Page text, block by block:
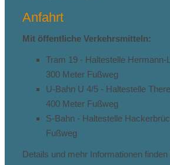
Anfahrt
Mit öffentliche Verkehrsmitteln:
Tram 19 - Haltestelle Hermann-
300 Meter Fußweg
U-Bahn U 4/5 - Haltestelle
400 Meter Fußweg
S-Bahn - Haltestelle
Fußweg
Details und mehr Informationen finden